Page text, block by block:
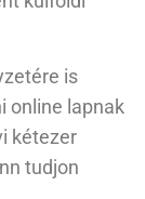
is
online lapnak
kétezer
tudjon